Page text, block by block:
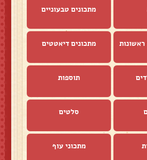
מתכונים טבעוניים
ראשונות מתכונים דיאטטים
תוספות
סלטים
מתכוני עוף